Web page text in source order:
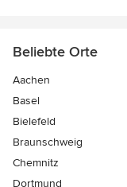
Beliebte Orte
Aachen
Basel
Bielefeld
Braunschweig
Chemnitz
Dortmund